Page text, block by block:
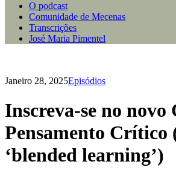
O podcast
Comunidade de Mecenas
Transcrições
José Maria Pimentel
Janeiro 28, 2025Episódios
Inscreva-se no novo
Pensamento Crítico
‘blended learning’)